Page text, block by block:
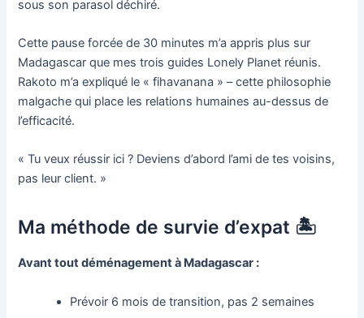
sous son parasol déchiré.
Cette pause forcée de 30 minutes m’a appris plus sur
Madagascar que mes trois guides Lonely Planet réunis.
Rakoto m’a expliqué le « fihavanana » – cette philosophie
malgache qui place les relations humaines au-dessus de
l’efficacité.
« Tu veux réussir ici ? Deviens d’abord l’ami de tes voisins,
pas leur client. »
Ma méthode de survie d’expat 🏝️
Avant tout déménagement à Madagascar :
Prévoir 6 mois de transition, pas 2 semaines